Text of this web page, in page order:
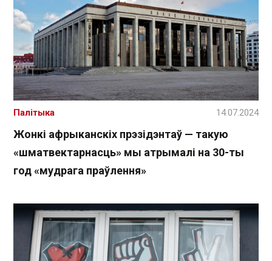
Жонкі афрыканскіх прэзідэнтаў — такую
«шматвектарнасць» мы атрымалі на 30-ты
год «мудрага праўлення»
Палітыка 14.07.2024